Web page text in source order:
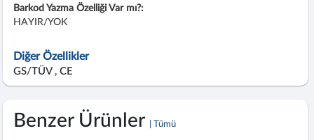
Barkod Yazma Özelliği Var mı?:
HAYIR/YOK
Diğer Özellikler
GS/TÜV , CE
Benzer Ürünler | Tümü